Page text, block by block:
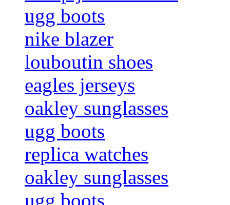
ugg boots
nike blazer
louboutin shoes
eagles jerseys
oakley sunglasses
ugg boots
replica watches
oakley sunglasses
ugg boots